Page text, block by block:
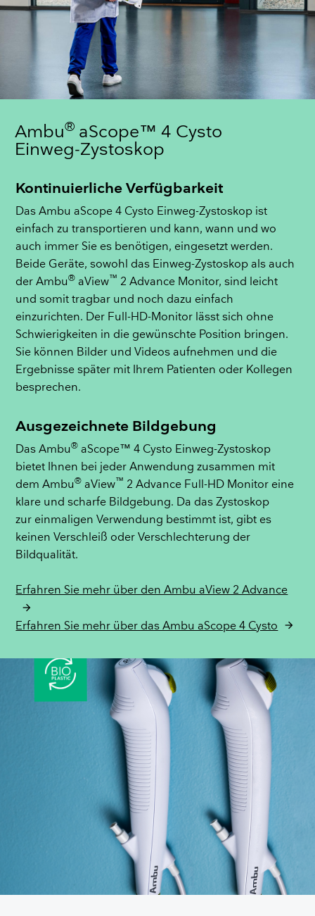
Ambu® aScope™ 4 Cysto
Einweg-Zystoskop
Kontinuierliche Verfügbarkeit
Das Ambu aScope 4 Cysto Einweg-Zystoskop ist
einfach zu transportieren und kann, wann und wo
auch immer Sie es benötigen, eingesetzt werden.
Beide Geräte, sowohl das Einweg-Zystoskop als auch
der Ambu® aView™ 2 Advance Monitor, sind leicht
und somit tragbar und noch dazu einfach
einzurichten. Der Full-HD-Monitor lässt sich ohne
Schwierigkeiten in die gewünschte Position bringen.
Sie können Bilder und Videos aufnehmen und die
Ergebnisse später mit Ihrem Patienten oder Kollegen
besprechen.
Ausgezeichnete Bildgebung
Das Ambu® aScope™ 4 Cysto Einweg-Zystoskop
bietet Ihnen bei jeder Anwendung zusammen mit
dem Ambu® aView™ 2 Advance Full-HD Monitor eine
klare und scharfe Bildgebung. Da das Zystoskop
zur einmaligen Verwendung bestimmt ist, gibt es
keinen Verschleiß oder Verschlechterung der
Bildqualität.
Erfahren Sie mehr über den Ambu aView 2 Advance
Erfahren Sie mehr über das Ambu aScope 4 Cysto